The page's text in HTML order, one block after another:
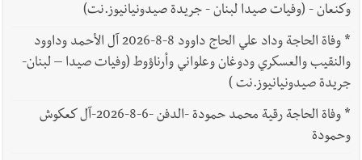
وكنعان - (وفيات صيدا لبنان - جريدة صيدونيانيوز.نت)
*
وفاة الحاجة وداد علي الحاج داوود 8-8-2026 آل الأحمد وداوود
والنقيب والعسكري ودوغان وعلواني وأرناؤوط (وفيات صيدا – لبنان-
جريدة صيدونيانيوز.نت )
*
وفاة الحاجة رقية محمد حمودة -الدفن -6-8-2026-آل كعكوش
وحمودة